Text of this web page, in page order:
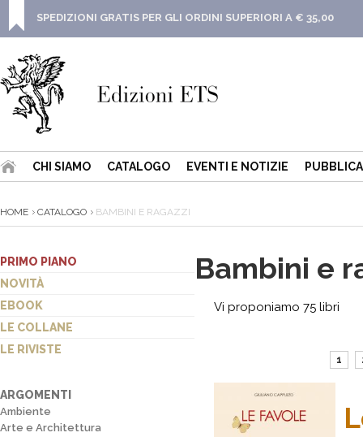
SPEDIZIONI GRATIS PER GLI ORDINI SUPERIORI A € 35,00
CHI SIAMO CATALOGO EVENTI E NOTIZIE
HOME CATALOGO BAMBINI E RAGAZZI
PRIMO PIANO
NOVITÀ
EBOOK
LE COLLANE
LE RIVISTE
ARGOMENTI
Ambiente
Arte e Architettura
Bambini e
Vi proponiamo 75 libri
1